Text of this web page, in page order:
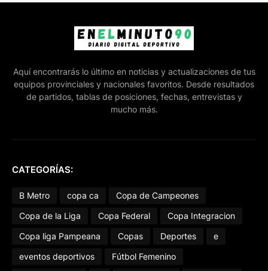
Aquí encontrarás lo último en noticias y actualizaciones de tus
equipos provinciales y nacionales favoritos. Desde resultados
de partidos, tablas de posiciones, fechas, entrevistas y
mucho más.
CATEGORÍAS:
B Metro copa ca
Copa de Campeones
Copa de la Liga
Copa Federal
Copa Integracion
Copa liga Pampeana
Copas Deportes
e
eventos deportivos
Fútbol Femenino